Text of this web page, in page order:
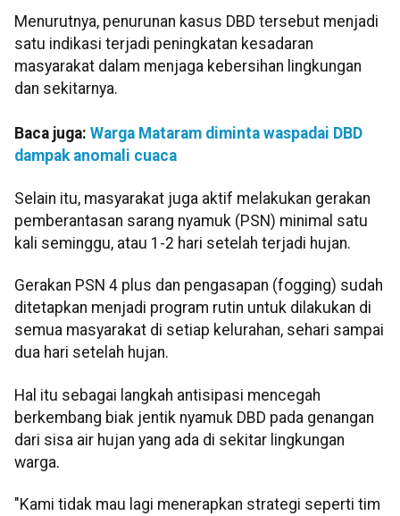
Menurutnya, penurunan kasus DBD tersebut menjadi
satu indikasi terjadi peningkatan kesadaran
masyarakat dalam menjaga kebersihan lingkungan
dan sekitarnya.
Baca juga: Warga Mataram diminta waspadai DBD
dampak anomali cuaca
Selain itu, masyarakat juga aktif melakukan gerakan
pemberantasan sarang nyamuk (PSN) minimal satu
kali seminggu, atau 1-2 hari setelah terjadi hujan.
Gerakan PSN 4 plus dan pengasapan (fogging) sudah
ditetapkan menjadi program rutin untuk dilakukan di
semua masyarakat di setiap kelurahan, sehari sampai
dua hari setelah hujan.
Hal itu sebagai langkah antisipasi mencegah
berkembang biak jentik nyamuk DBD pada genangan
dari sisa air hujan yang ada di sekitar lingkungan
warga.
"Kami tidak mau lagi menerapkan strategi seperti tim